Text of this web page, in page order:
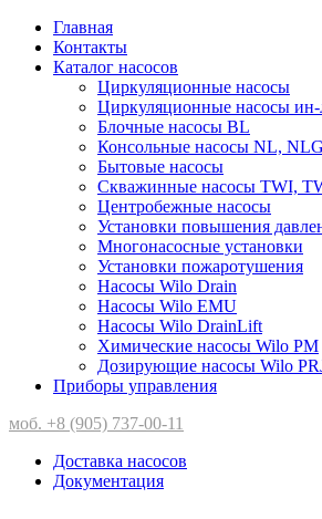
Главная
Контакты
Каталог насосов
Циркуляционные насосы
Циркуляционные насосы ин-
Блочные насосы BL
Консольные насосы NL, NLG
Бытовые насосы
Скважинные насосы TWI,
Центробежные насосы
Установки повышения
Многонасосные установки
Установки пожаротушения
Насосы Wilo Drain
Насосы Wilo EMU
Насосы Wilo DrainLift
Химические насосы Wilo PM
Дозирующие насосы Wilo
Приборы управления
моб. +8 (905) 737-00-11
Доставка насосов
Документация